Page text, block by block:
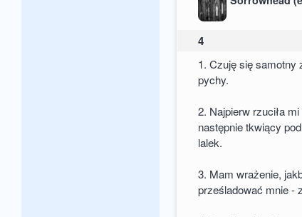
4
1. Czuję się samotny
pychy.
2. Najpierw rzuciła
następnie tkwiący
lalek.
3. Mam wrażenie,
prześladować mnie -